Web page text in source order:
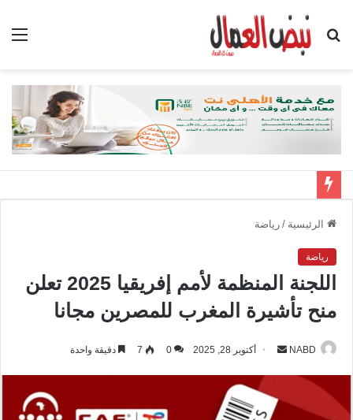
بحث
الرئيسية / رياضة
رياضة
اللجنة المنظمة لأمم إفريقيا 2025 تعلن
منح تأشيرة المغرب للمصرين مجانا
NABD
ل
أكتوبر 28, 2025 0
7 دقيقة واحدة